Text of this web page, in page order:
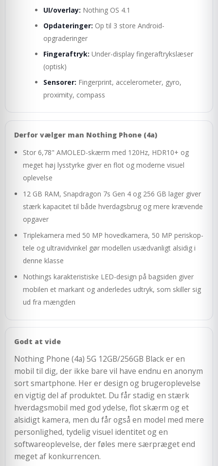
UI/overlay: Nothing OS 4.1
Opdateringer: Op til 3 store Android-
opgraderinger
Fingeraftryk: Under-display fingeraftrykslæser
(optisk)
Sensorer: Fingerprint, accelerometer, gyro,
proximity, compass
Derfor vælger man Nothing Phone (4a)
Stor 6,78" AMOLED-skærm med 120Hz, HDR10+ og
meget høj lysstyrke giver en flot og moderne visuel
oplevelse
12 GB RAM, Snapdragon 7s Gen 4 og 256 GB lager giver
stærk kapacitet til både hverdagsbrug og mere krævende
opgaver
Triplekamera med 50 MP hovedkamera, 50 MP periskop-
tele og ultravidvinkel gør modellen usædvanligt alsidig i
denne klasse
Nothings karakteristiske LED-design på bagsiden giver
mobilen et markant og anderledes udtryk, som skiller sig
ud fra mængden
Godt at vide
Nothing Phone (4a) 5G 12GB/256GB Black er en
mobil til dig, der ikke bare vil have endnu en anonym
sort smartphone. Her er design og brugeroplevelse
en vigtig del af produktet. Du får stadig en stærk
hverdagsmobil med god ydelse, flot skærm og et
alsidigt kamera, men du får også en model med mere
personlighed, tydelig visuel identitet og en
softwareoplevelse, der føles mere særpræget end
meget af konkurrencen.